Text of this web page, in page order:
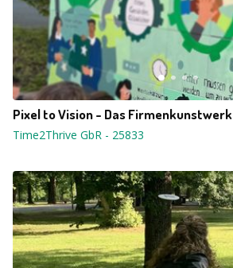
Pixel to Vision - Das Firmenkunstwerk
Time2Thrive GbR - 25833